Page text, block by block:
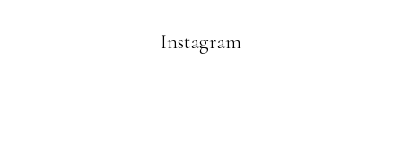
Instagram